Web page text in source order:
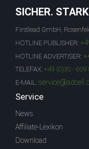
SICHER.
Firstlead GmbH,
HOTLINE PUBLISHER:
HOTLINE ADVERTISER:
TELEFAX: +49 (0)30 - 609
E-MAIL:
Service
News
Affiliate-Lexikon
Download